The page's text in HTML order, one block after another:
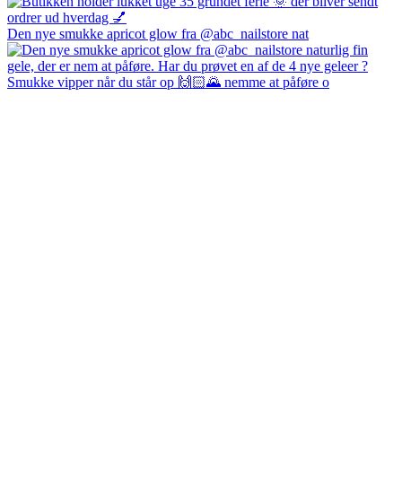
Den nye smukke apricot glow fra @abc_nailstore nat
Smukke vipper når du står op 🙌🏻🌄 nemme at påføre o